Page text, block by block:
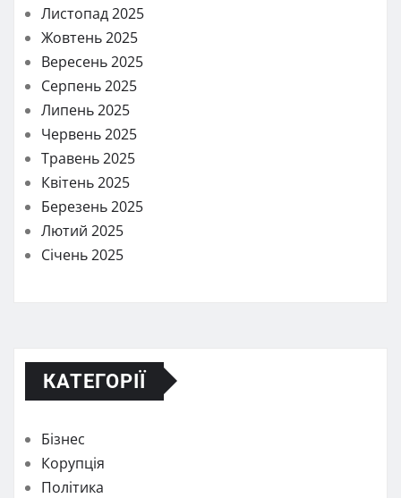
Листопад 2025
Жовтень 2025
Вересень 2025
Серпень 2025
Липень 2025
Червень 2025
Травень 2025
Квітень 2025
Березень 2025
Лютий 2025
Січень 2025
КАТЕГОРІЇ
Бізнес
Корупція
Політика